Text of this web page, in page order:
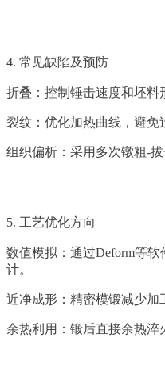
4. 常见缺陷及预防
折叠：控制锤击速度和坯料
裂纹：优化加热曲线，避免
组织偏析：采用多次镦粗-拔
5. 工艺优化方向
数值模拟：通过Deform等
计。
近净成形：精密模锻减少加
余热利用：锻后直接余热淬